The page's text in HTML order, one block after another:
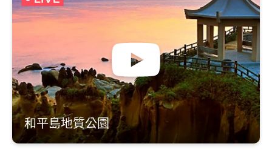
和平島地質公園